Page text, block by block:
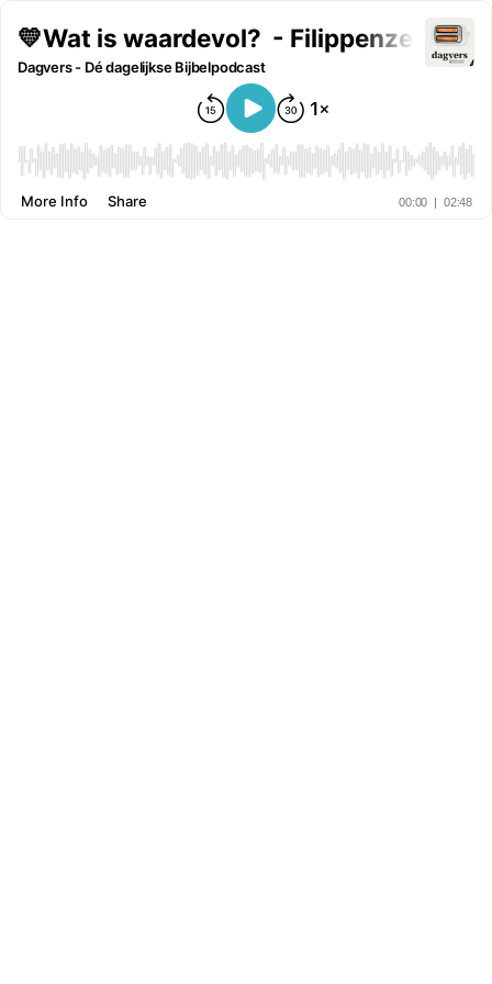
💛Wat is waardevol? - Filippenzen 3:7-
Dagvers - Dé dagelijkse Bijbelpodcast
00:00 | 02:48
More Info Share